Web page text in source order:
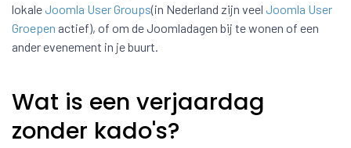
lokaleJoomla User Groups(in Nederland zijn veel Joomla User
Groepen actief), of om de Joomladagen bij te wonen of een
ander evenement in je buurt.
Wat is een verjaardag
zonder kado's?